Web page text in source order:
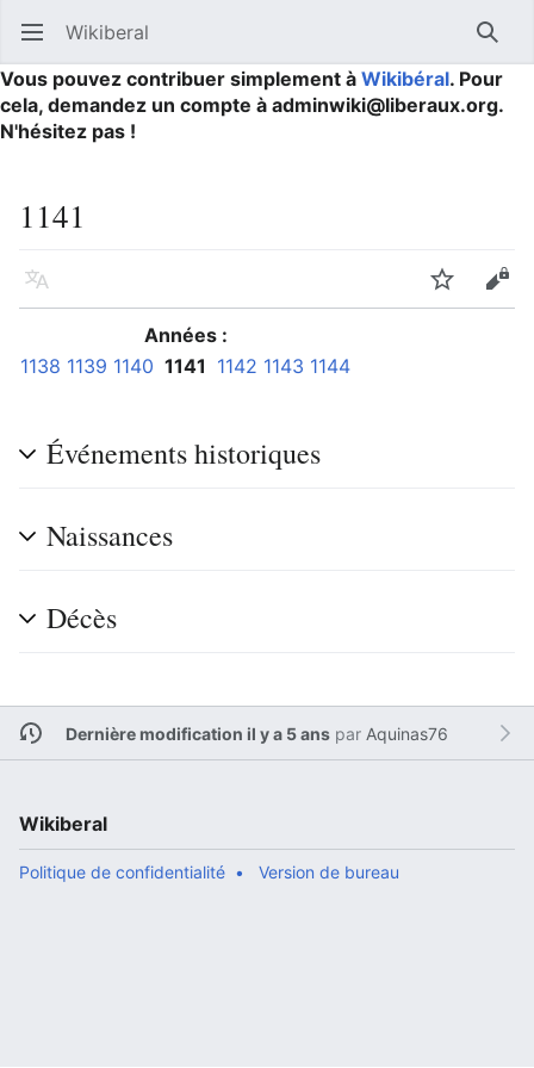
Ouvrir le menu principal Wikiberal
Vous pouvez contribuer simplement à Wikibéral. Pour
cela, demandez un compte à adminwiki@liberaux.org.
N'hésitez pas !
1141
Langue Suivre
Années :
1138 1139 1140 1141 1142 1143 1144
Événements historiques
Naissances
Décès
Dernière modification il y a 5 anspar Aquinas76
Wikiberal
Politique de confidentialité Version de bureau